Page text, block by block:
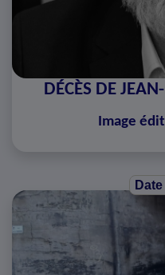
DÉCÈS DE
Image